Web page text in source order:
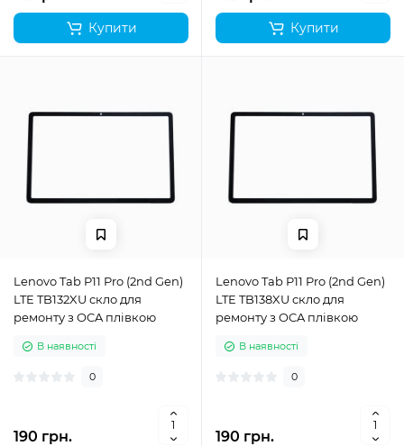
Купити Купити
Lenovo Tab P11 Pro (2nd Gen)
LTE TB132XU скло для
ремонту з OCA плівкою
В наявності
0
190 грн.
Lenovo Tab P11 Pro (2nd Gen)
LTE TB138XU скло для
ремонту з OCA плівкою
В наявності
0
190 грн.